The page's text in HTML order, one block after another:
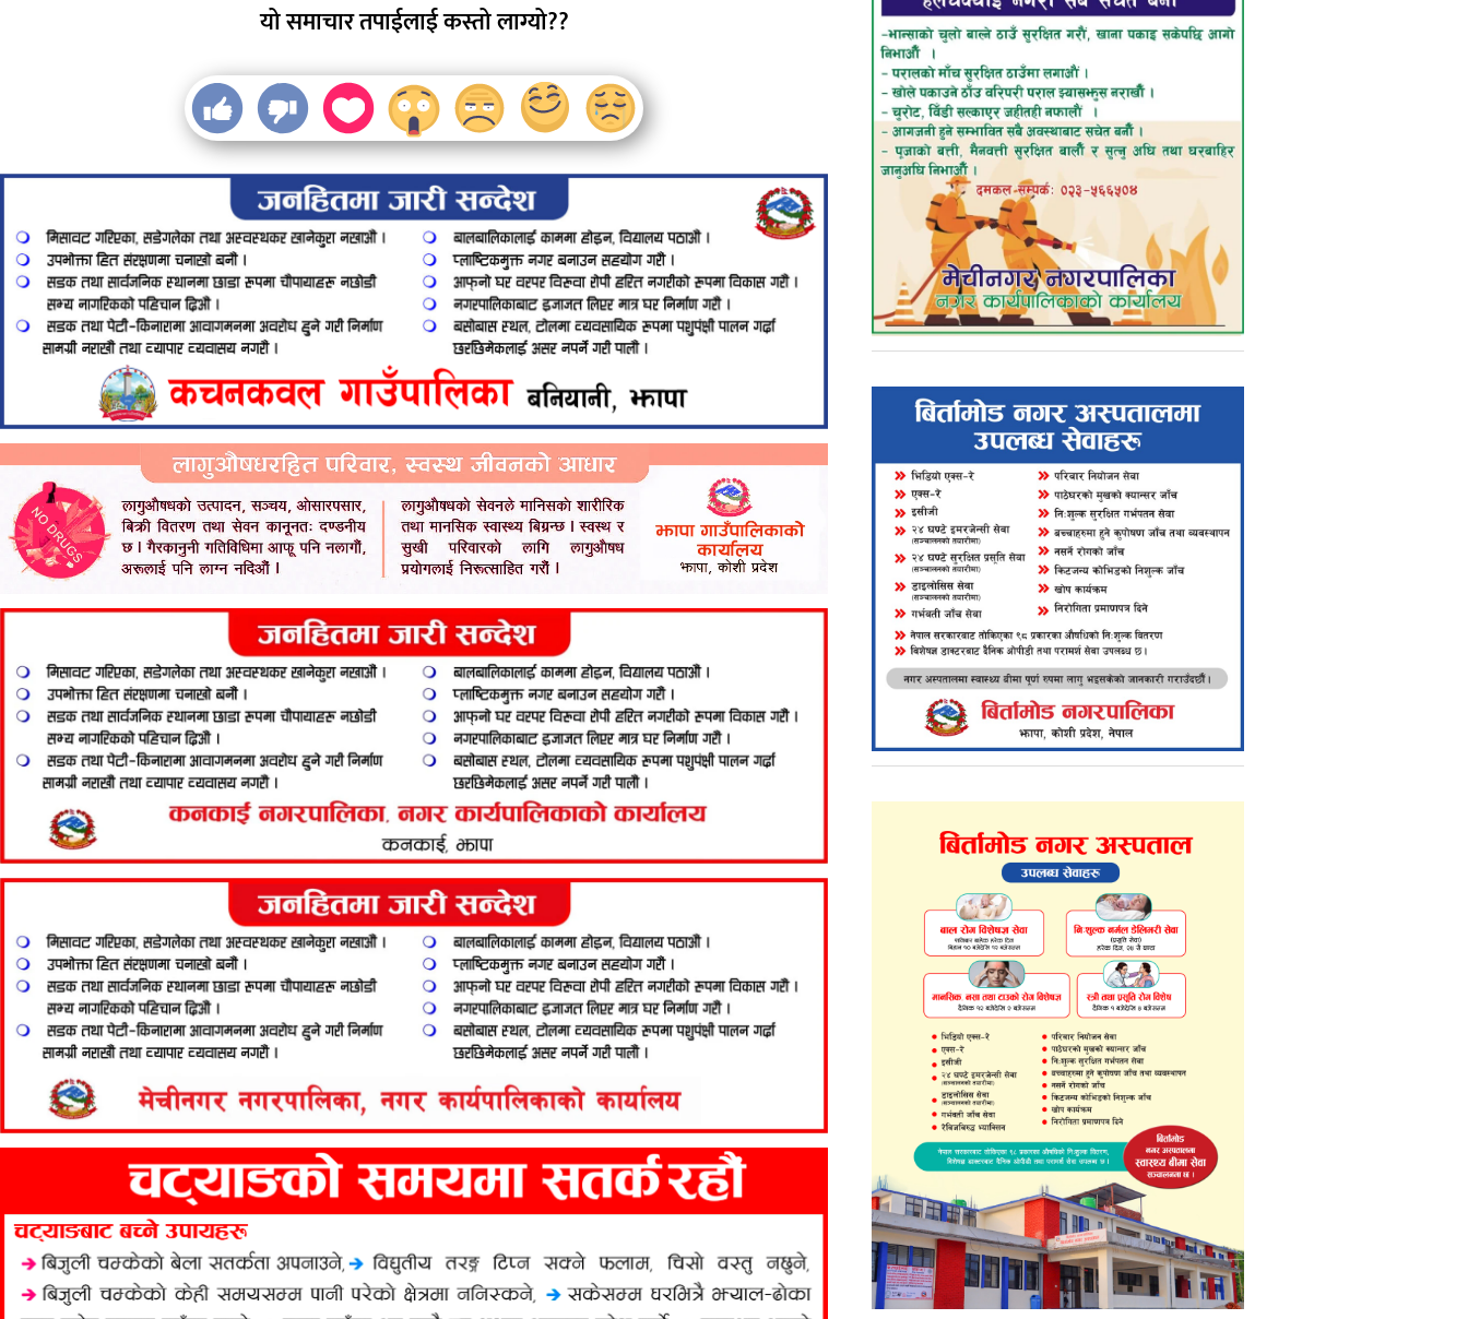
यो समाचार तपाईलाई कस्तो लाग्यो??